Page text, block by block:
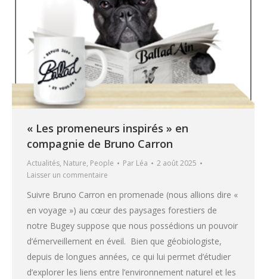
« Les promeneurs inspirés » en
compagnie de Bruno Carron
Actualités, Nature, People Par Léa
2 août 2025
Laisser un commentaire
Suivre Bruno Carron en promenade (nous allions dire «
en voyage ») au cœur des paysages forestiers de
notre Bugey suppose que nous possédions un pouvoir
d’émerveillement en éveil. Bien que géobiologiste,
depuis de longues années, ce qui lui permet d’étudier
d’explorer les liens entre l’environnement naturel et les